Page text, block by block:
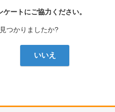
ケートにご協力ください。
つかりましたか?
いいえ